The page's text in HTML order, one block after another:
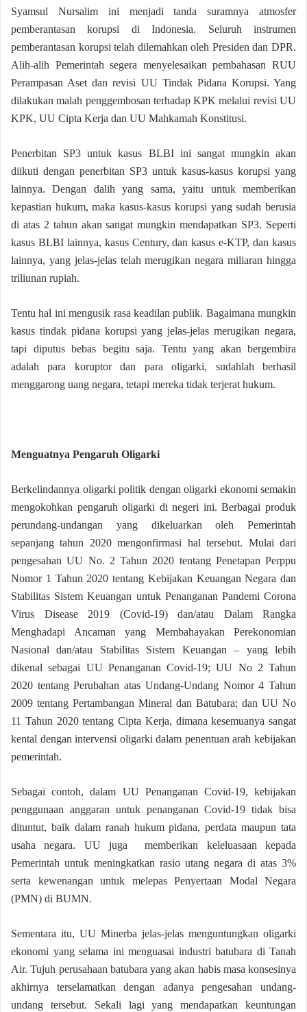
Syamsul Nursalim ini menjadi tanda suramnya atmosfer
pemberantasan korupsi di Indonesia. Seluruh instrumen
pemberantasan korupsi telah dilemahkan oleh Presiden dan DPR.
Alih-alih Pemerintah segera menyelesaikan pembahasan RUU
Perampasan Aset dan revisi UU Tindak Pidana Korupsi. Yang
dilakukan malah penggembosan terhadap KPK melalui revisi UU
KPK, UU Cipta Kerja dan UU Mahkamah Konstitusi.
Penerbitan SP3 untuk kasus BLBI ini sangat mungkin akan
diikuti dengan penerbitan SP3 untuk kasus-kasus korupsi yang
lainnya. Dengan dalih yang sama, yaitu untuk memberikan
kepastian hukum, maka kasus-kasus korupsi yang sudah berusia
di atas 2 tahun akan sangat mungkin mendapatkan SP3. Seperti
kasus BLBI lainnya, kasus Century, dan kasus e-KTP, dan kasus
lainnya, yang jelas-jelas telah merugikan negara miliaran hingga
triliunan rupiah.
Tentu hal ini mengusik rasa keadilan publik. Bagaimana mungkin
kasus tindak pidana korupsi yang jelas-jelas merugikan negara,
tapi diputus bebas begitu saja. Tentu yang akan bergembira
adalah para koruptor dan para oligarki, sudahlah berhasil
menggarong uang negara, tetapi mereka tidak terjerat hukum.
Menguatnya Pengaruh Oligarki
Berkelindannya oligarki politik dengan oligarki ekonomi semakin
mengokohkan pengaruh oligarki di negeri ini. Berbagai produk
perundang-undangan yang dikeluarkan oleh Pemerintah
sepanjang tahun 2020 mengonfirmasi hal tersebut. Mulai dari
pengesahan UU No. 2 Tahun 2020 tentang Penetapan Perppu
Nomor 1 Tahun 2020 tentang Kebijakan Keuangan Negara dan
Stabilitas Sistem Keuangan untuk Penanganan Pandemi Corona
Virus Disease 2019 (Covid-19) dan/atau Dalam Rangka
Menghadapi Ancaman yang Membahayakan Perekonomian
Nasional dan/atau Stabilitas Sistem Keuangan – yang lebih
dikenal sebagai UU Penanganan Covid-19; UU No 2 Tahun
2020 tentang Perubahan atas Undang-Undang Nomor 4 Tahun
2009 tentang Pertambangan Mineral dan Batubara; dan UU No
11 Tahun 2020 tentang Cipta Kerja, dimana kesemuanya sangat
kental dengan intervensi oligarki dalam penentuan arah kebijakan
pemerintah.
Sebagai contoh, dalam UU Penanganan Covid-19, kebijakan
penggunaan anggaran untuk penanganan Covid-19 tidak bisa
dituntut, baik dalam ranah hukum pidana, perdata maupun tata
usaha negara. UU juga memberikan keleluasaan kepada
Pemerintah untuk meningkatkan rasio utang negara di atas 3%
serta kewenangan untuk melepas Penyertaan Modal Negara
(PMN) di BUMN.
Sementara itu, UU Minerba jelas-jelas menguntungkan oligarki
ekonomi yang selama ini menguasai industri batubara di Tanah
Air. Tujuh perusahaan batubara yang akan habis masa konsesinya
akhirnya terselamatkan dengan adanya pengesahan undang-
undang tersebut. Sekali lagi yang mendapatkan keuntungan